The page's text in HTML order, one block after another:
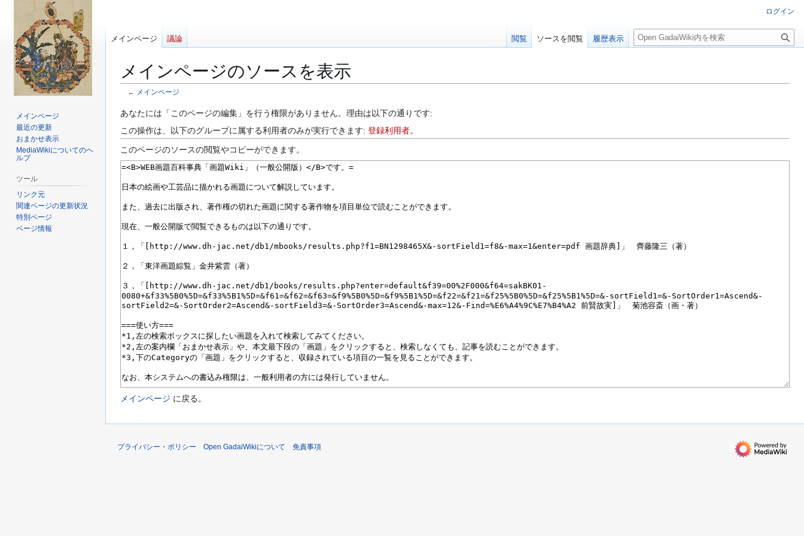
メインページのソースを表示
← メインページ
ナ
ゲ
ー
シ
ン
に
動
検
に
移
動
あなたには「このページの編集」を行う権限がありません。理由は以下の通りです:
この操作は、以下のグループに属する利用者のみが実行できます: 登録利用者。
このページのソースの閲覧やコピーができます。
メインページ に戻る。
ログイン
メインページ 議論 閲覧 ソースを閲覧 履歴表示
検
索
メインページ
最近の更新
おまかせ表示
MediaWikiについてのヘ
ルプ
ツール
リンク元
関連ページの更新状況
特別ページ
ページ情報
プライバシー・ポリシー Open GadaiWikiについて 免責事項